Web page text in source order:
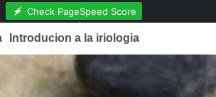
Check PageSpeed Score
en la Revista National
Introducion a la iriologia
Natura
Natural